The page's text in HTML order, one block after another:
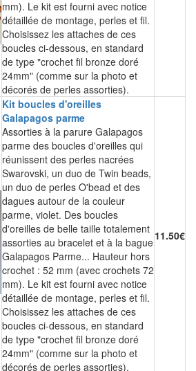
mm). Le kit est fourni avec notice
détaillée de montage, perles et fil.
Choisissez les attaches de ces
boucles ci-dessous, en standard
de type "crochet fil bronze doré
24mm" (comme sur la photo et
décorés de perles assorties).
Kit boucles d'oreilles
Galapagos parme
Assorties à la parure Galapagos
parme des boucles d'oreilles qui
réunissent des perles nacrées
Swarovski, un duo de Twin beads,
un duo de perles O'bead et des
dagues autour de la couleur
parme, violet. Des boucles
d'oreilles de belle taille totalement
assorties au bracelet et à la bague
Galapagos Parme... Hauteur hors
crochet : 52 mm (avec crochets 72
mm). Le kit est fourni avec notice
détaillée de montage, perles et fil.
Choisissez les attaches de ces
boucles ci-dessous, en standard
de type "crochet fil bronze doré
24mm" (comme sur la photo et
décorés de perles assorties).
11.50€